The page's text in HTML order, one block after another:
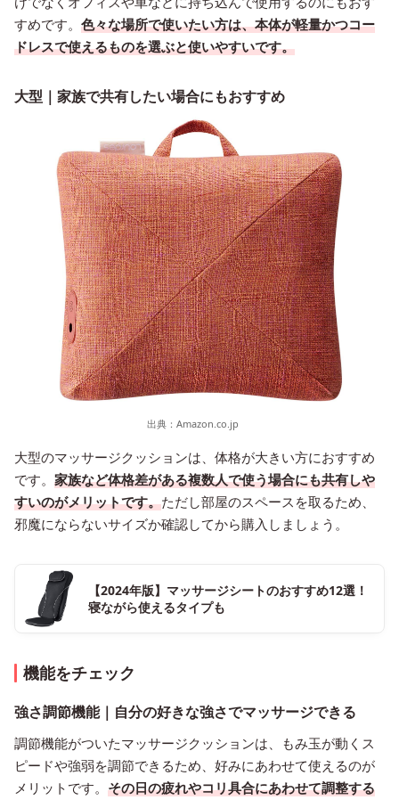
すめです。 色々な場所で使いたい方は、本体が軽量かつコー
ドレスで使えるものを選ぶと使いやすいです。
大型｜家族で共有したい場合にもおすすめ
出典： Amazon.co.jp
大型のマッサージクッションは、体格が大きい方におすすめ
です。 家族など体格差がある複数人で使う場合にも共有しや
すいのがメリットです。ただし部屋のスペースを取るため、
邪魔にならないサイズか確認してから購入しましょう。
【2024年版】マッサージシートのおすすめ12選！
寝ながら使えるタイプも
機能をチェック
強さ調節機能｜自分の好きな強さでマッサージできる
調節機能がついたマッサージクッションは、もみ玉が動くス
ピードや強弱を調節できるため、好みにあわせて使えるのが
メリットです。 その日の疲れやコリ具合にあわせて調整する